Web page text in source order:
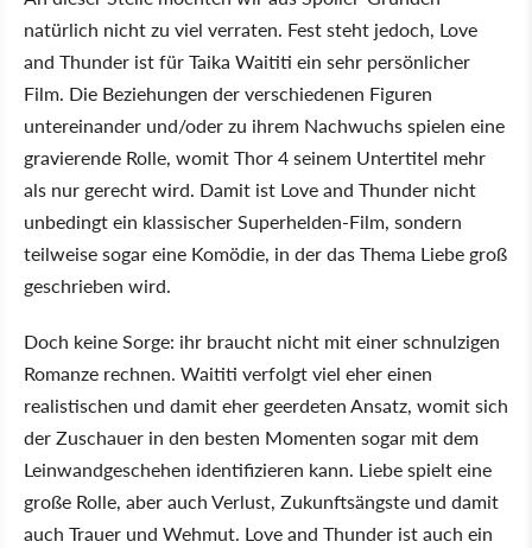
natürlich nicht zu viel verraten. Fest steht jedoch, Love
and Thunder ist für Taika Waititi ein sehr persönlicher
Film. Die Beziehungen der verschiedenen Figuren
untereinander und/oder zu ihrem Nachwuchs spielen eine
gravierende Rolle, womit Thor 4 seinem Untertitel mehr
als nur gerecht wird. Damit ist Love and Thunder nicht
unbedingt ein klassischer Superhelden-Film, sondern
teilweise sogar eine Komödie, in der das Thema Liebe groß
geschrieben wird.
Doch keine Sorge: ihr braucht nicht mit einer schnulzigen
Romanze rechnen. Waititi verfolgt viel eher einen
realistischen und damit eher geerdeten Ansatz, womit sich
der Zuschauer in den besten Momenten sogar mit dem
Leinwandgeschehen identifizieren kann. Liebe spielt eine
große Rolle, aber auch Verlust, Zukunftsängste und damit
auch Trauer und Wehmut. Love and Thunder ist auch ein